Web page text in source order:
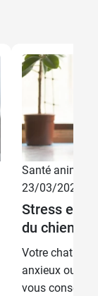
Santé animale
23/03/2026
Stress et
du chien :
Votre chat ou
anxieux ou
vous conseille